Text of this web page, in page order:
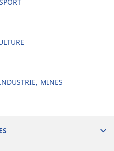
MINES